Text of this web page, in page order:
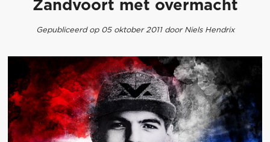
Zandvoort met overmacht
Gepubliceerd op 05 oktober 2011 door Niels Hendrix